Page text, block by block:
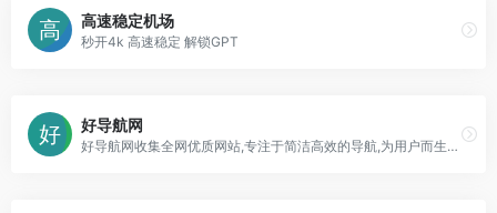
高速稳定机场
秒开4k 高速稳定 解锁GPT
好导航网
好导航网收集全网优质网站,专注于简洁高效的导航,为用户而生的导航,在这里汇聚了网上较为优秀的网站,目的是满足用户日常的网址导航需求,帮助用户发现更多有趣的网站